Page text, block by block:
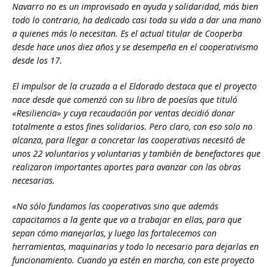
Navarro no es un improvisado en ayuda y solidaridad, más bien
todo lo contrario, ha dedicado casi toda su vida a dar una mano
a quienes más lo necesitan. Es el actual titular de Cooperba
desde hace unos diez años y se desempeña en el cooperativismo
desde los 17.
El impulsor de la cruzada a el Eldorado destaca que el proyecto
nace desde que comenzó con su libro de poesías que tituló
«Resiliencia» y cuya recaudación por ventas decidió donar
totalmente a estos fines solidarios. Pero claro, con eso solo no
alcanza, para llegar a concretar las cooperativas necesitó de
unos 22 voluntarios y voluntarias y también de benefactores que
realizaron importantes aportes para avanzar con las obras
necesarias.
«No sólo fundamos las cooperativas sino que además
capacitamos a la gente que va a trabajar en ellas, para que
sepan cómo manejarlas, y luego las fortalecemos con
herramientas, maquinarias y todo lo necesario para dejarlas en
funcionamiento. Cuando ya estén en marcha, con este proyecto